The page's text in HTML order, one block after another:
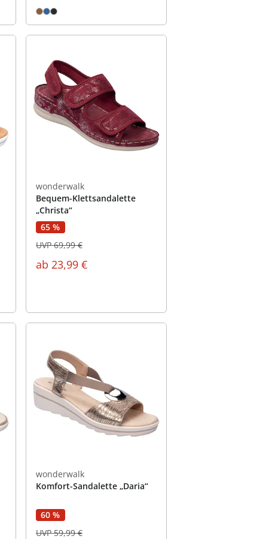
wonderwalk
Bequem-Klettsandalette
„Christa“
65 %
ab 23,99 €
UVP 69,99 €
wonderwalk
Komfort-Sandalette „Daria“
60 %
UVP 59,99 €